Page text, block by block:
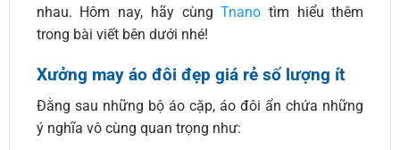
nhau. Hôm nay, hãy cùngTnano tìm hiểu thêm
trong bài viết bên dưới nhé!
Xưởng may áo đôi đẹp giá rẻ số lượng ít
Đằng sau những bộ áo cặp, áo đôi ẩn chứa những
ý nghĩa vô cùng quan trọng như: